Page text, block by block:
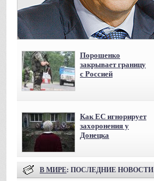
Порошенко
закрывает границу
с Россией
Как ЕС игнорирует
захоронения у
Донецка
В МИРЕ: ПОСЛЕДНИЕ НОВОСТИ